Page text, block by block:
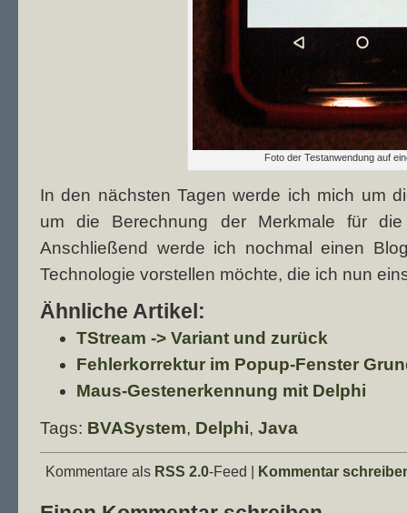
Foto der Testanwendung auf
In den nächsten Tagen werde ich mich um
um die Berechnung der Merkmale für
Anschließend werde ich nochmal einen
Technologie vorstellen möchte, die ich nun
Ähnliche Artikel:
TStream -> Variant und zurück
Fehlerkorrektur im Popup-Fenster
Maus-Gestenerkennung mit Delphi
Tags: BVASystem, Delphi, Java
Kommentare als RSS 2.0-Feed | Kommentar